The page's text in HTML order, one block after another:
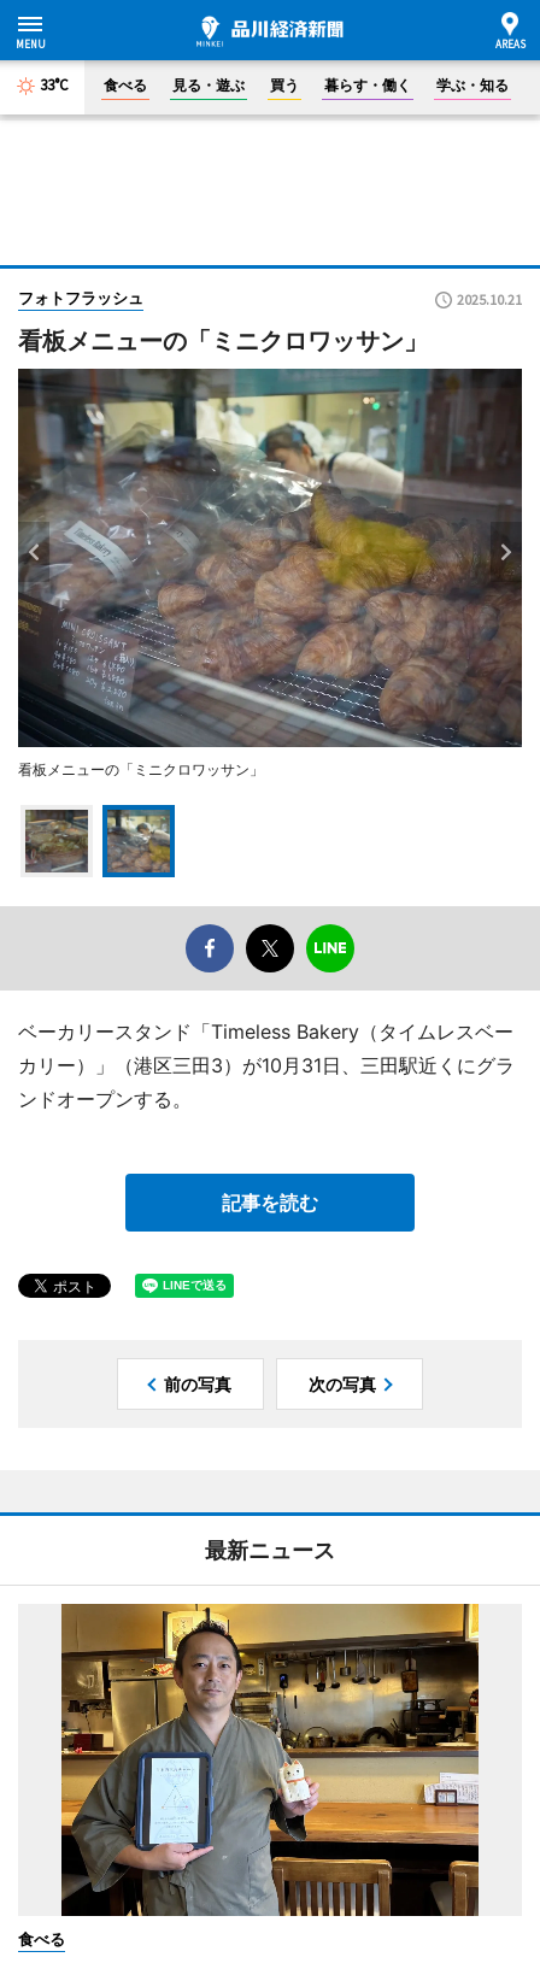
33°C 食べる 見る・遊ぶ 買う 暮らす・働く 学ぶ・知る
フォトフラッシュ 2025.10.21
看板メニューの「ミニクロワッサン」
看板メニューの「ミニクロワッサン」
ベーカリースタンド「Timeless Bakery（タイムレスベー
カリー）」（港区三田3）が10月31日、三田駅近くにグラ
ンドオープンする。
記事を読む
前の写真 次の写真
最新ニュース
食べる